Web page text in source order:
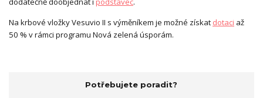
Na krbové vložky Vesuvio II s výměníkem je možné získat dotaci až
50 % v rámci programu Nová zelená úsporám.
Potřebujete poradit?